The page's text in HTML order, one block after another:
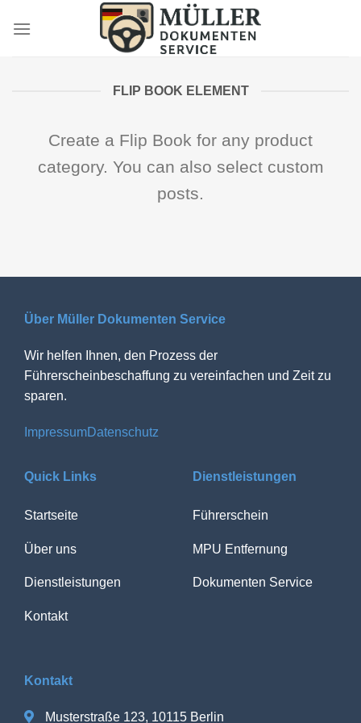
FLIP BOOK ELEMENT
Create a Flip Book for any product
category. You can also select custom
posts.
Über Müller Dokumenten Service
Wir helfen Ihnen, den Prozess der
Führerscheinbeschaffung zu vereinfachen und Zeit zu
sparen.
ImpressumDatenschutz
Quick Links
Startseite
Über uns
Dienstleistungen
Kontakt
Dienstleistungen
Führerschein
MPU Entfernung
Dokumenten Service
Kontakt
Musterstraße 123, 10115 Berlin